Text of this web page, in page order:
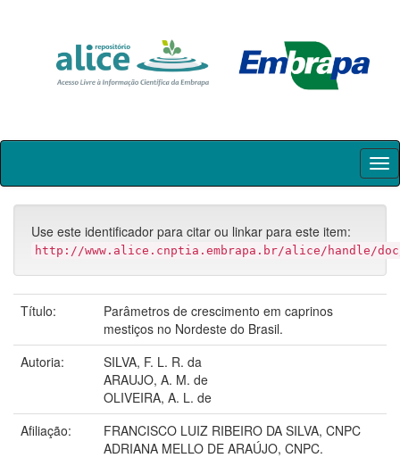
Skip
Use este identificador para citar ou linkar para este item:
http://www.alice.cnptia.embrapa.br/alice/handle/
Título:
Parâmetros de crescimento em caprinos
mestiços no Nordeste do Brasil.
Autoria:
SILVA, F. L. R. da
ARAUJO, A. M. de
OLIVEIRA, A. L. de
Afiliação:
FRANCISCO LUIZ RIBEIRO DA SILVA, CNPC
ADRIANA MELLO DE ARAÚJO, CNPC.